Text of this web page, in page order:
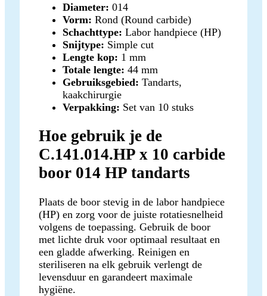
Diameter: 014
Vorm: Rond (Round carbide)
Schachttype: Labor handpiece (HP)
Snijtype: Simple cut
Lengte kop: 1 mm
Totale lengte: 44 mm
Gebruiksgebied: Tandarts,
kaakchirurgie
Verpakking: Set van 10 stuks
Hoe gebruik je de
C.141.014.HP x 10 carbide
boor 014 HP tandarts
Plaats de boor stevig in de labor handpiece
(HP) en zorg voor de juiste rotatiesnelheid
volgens de toepassing. Gebruik de boor
met lichte druk voor optimaal resultaat en
een gladde afwerking. Reinigen en
steriliseren na elk gebruik verlengt de
levensduur en garandeert maximale
hygiëne.